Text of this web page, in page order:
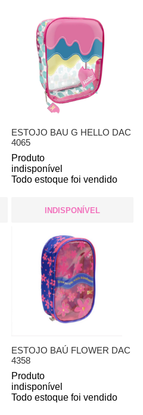
ESTOJO BAU G HELLO DAC
4065
Produto
indisponível
Todo estoque foi vendido
INDISPONÍVEL
ESTOJO BAÚ FLOWER DAC
4358
Produto
indisponível
Todo estoque foi vendido